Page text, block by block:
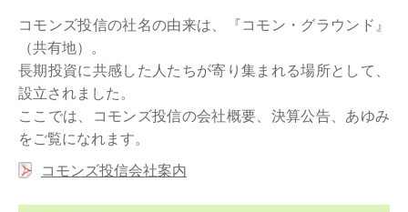
コモンズ投信の社名の由来は、『コモン・グラウンド』
（共有地）。
長期投資に共感した人たちが寄り集まれる場所として、
設立されました。
ここでは、コモンズ投信の会社概要、決算公告、あゆみ
をご覧になれます。
コモンズ投信会社案内